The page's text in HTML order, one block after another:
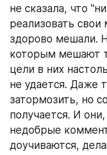
не сказала, что
реализовать
здорово мешали.
которым мешают
цели в них
не удается. Даже
затормозить, но
получается. И
недобрые
доучиваются,